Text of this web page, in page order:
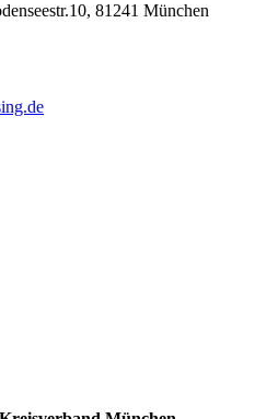
81241 München